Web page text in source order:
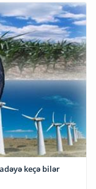
keçə bilər